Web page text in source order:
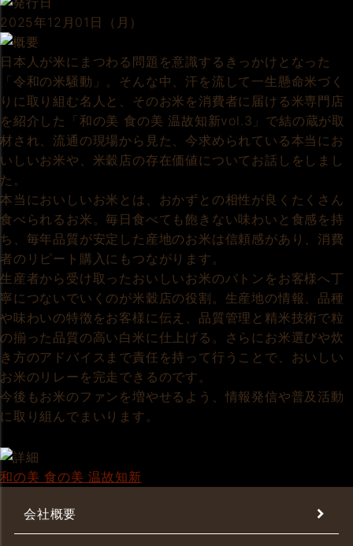
2025年12月01日（月）
日本人が米にまつわる問題を意識するきっかけとなった
「令和の米騒動」。そんな中、汗を流して一生懸命米づく
りに取り組む名人と、そのお米を消費者に届ける米専門店
を紹介した「和の美 食の美 温故知新vol.3」で結の蔵が取
材され、流通の現場から見た、今求められている本当にお
いしいお米や、米穀店の存在価値についてお話しをしまし
た。
本当においしいお米とは、おかずとの相性が良くたくさん
食べられるお米。毎日食べても飽きない味わいと食感を持
ち、毎年品質が安定した産地のお米は信頼感があり、消費
者のリピート購入にもつながります。
生産者から受け取ったおいしいお米のバトンをお客様へ丁
寧につないでいくのが米穀店の役割。生産地の情報、品種
や味わいの特徴をお客様に伝え、品質管理と精米技術で粒
の揃った品質の高い白米に仕上げる。さらにお米選びや炊
き方のアドバイスまで責任を持って行うことで、おいしい
お米のリレーを完走できるのです。
今後もお米のファンを増やせるよう、情報発信や普及活動
に取り組んでまいります。
和の美 食の美 温故知新
会社概要